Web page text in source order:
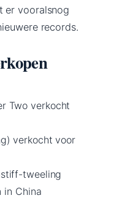
er vooralsnog
records.
Two verkocht
verkocht voor
tweeling
in China